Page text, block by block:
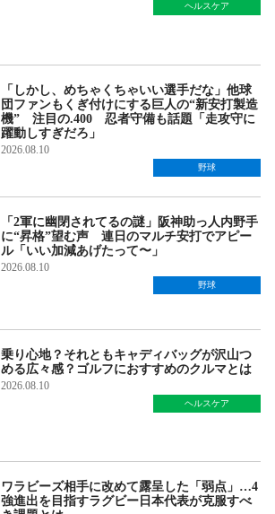
ヘルスケア
「しかし、めちゃくちゃいい選手だな」他球
団ファンもくぎ付けにする巨人の“新安打製造
機” 注目の.400 忍者守備も話題「走攻守に
躍動しすぎだろ」
2026.08.10
野球
「2軍に幽閉されてるの謎」阪神助っ人内野手
に“昇格”望む声 連日のマルチ安打でアピー
ル「いい加減あげたって〜」
2026.08.10
野球
乗り心地？それともキャディバッグが沢山つ
める広々感？ゴルフにおすすめのクルマとは
2026.08.10
ヘルスケア
ワラビーズ相手に改めて露呈した「弱点」…4
強進出を目指すラグビー日本代表が克服すべ